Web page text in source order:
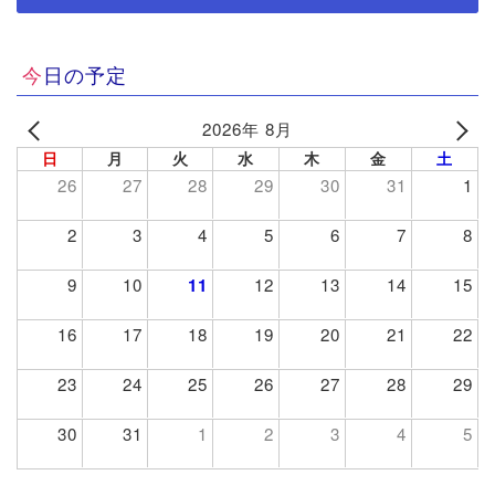
今日の予定
2026年 8月
日 月 火 水 木 金 土
26 27 28 29 30 31 1
2 3 4 5 6 7 8
9 10 11 12 13 14 15
16 17 18 19 20 21 22
23 24 25 26 27 28 29
30 31 1 2 3 4 5